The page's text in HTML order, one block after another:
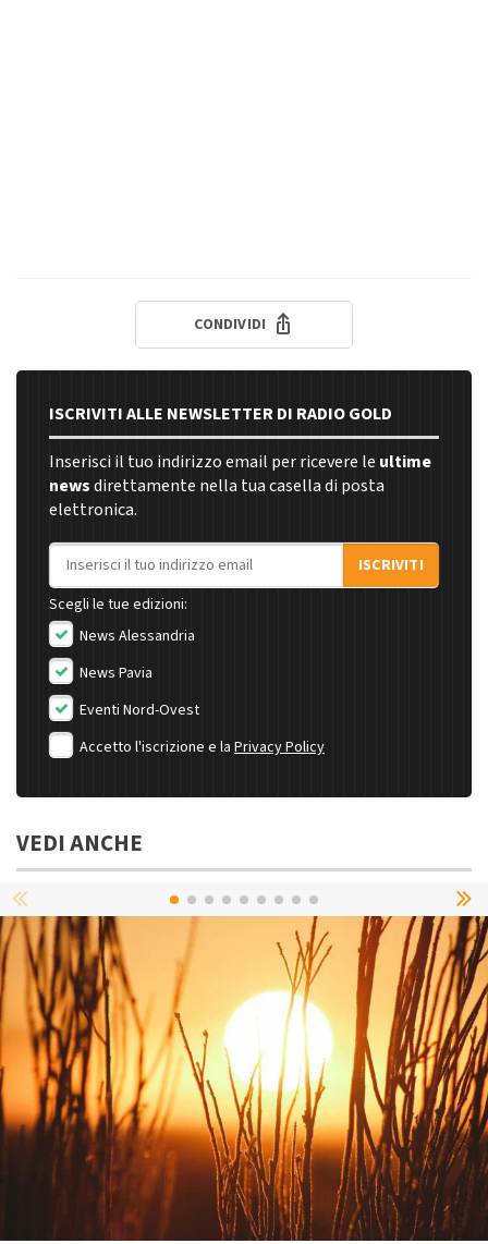
CONDIVIDI
ISCRIVITI ALLE NEWSLETTER DI RADIO GOLD
Inserisci il tuo indirizzo email per ricevere le ultime
newsdirettamente nella tua casella di posta
elettronica.
Indirizzo email
ISCRIVITI
Scegli le tue edizioni:
News Alessandria
News Pavia
Eventi Nord-Ovest
Accetto l'iscrizione e la Privacy Policy
VEDI ANCHE